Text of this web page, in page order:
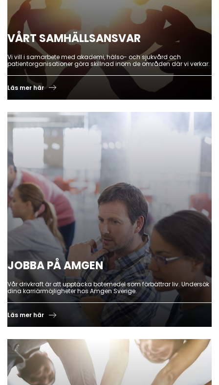
VÅRT SAMHÄLLSANSVAR
Vi vill i samarbete med akademi, hälso- och sjukvård och
patientorganisationer göra skillnad inom de områden där vi verkar.
Läs mer här
JOBBA PÅ AMGEN
Vår drivkraft är att upptäcka botemedel som förbättrar liv. Undersök
dina karriärmöjligheter hos Amgen Sverige.
Läs mer här